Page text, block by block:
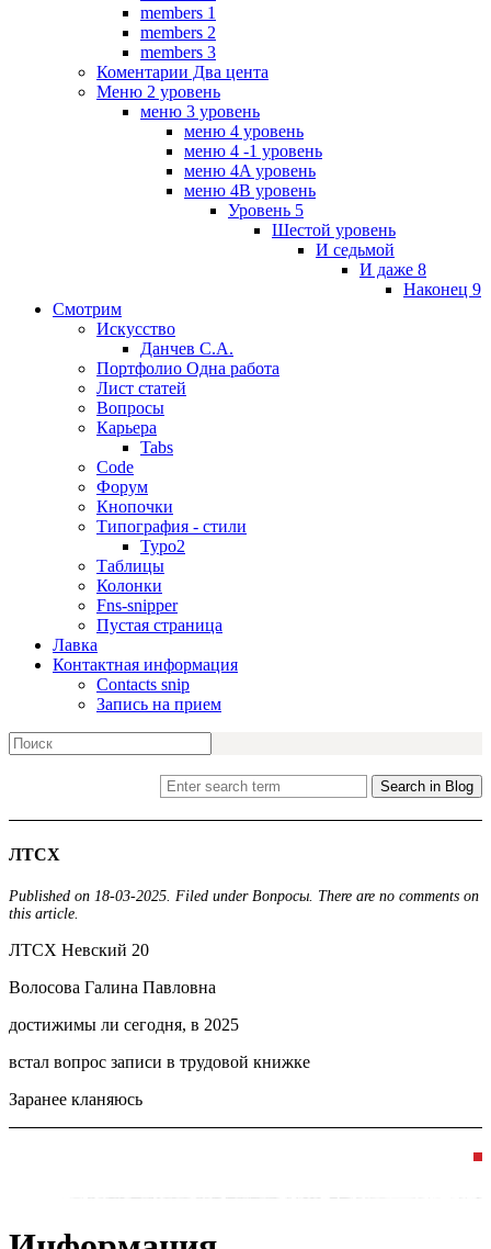
members 1
members 2
members 3
Коментарии Два цента
Меню 2 уровень
меню 3 уровень
меню 4 уровень
меню 4 -1 уровень
меню 4A уровень
меню 4B уровень
Уровень 5
Шестой уровень
И седьмой
И даже 8
Наконец 9
Смотрим
Искусство
Данчев С.А.
Портфолио Одна работа
Лист статей
Вопросы
Карьера
Tabs
Code
Форум
Кнопочки
Типография - стили
Typo2
Таблицы
Колонки
Fns-snipper
Пустая страница
Лавка
Контактная информация
Contacts snip
Запись на прием
Search in Blog
ЛТСХ
Published on 18-03-2025. Filed under Вопросы. There are no comments on
this article.
ЛТСХ Невский 20
Волосова Галина Павловна
достижимы ли сегодня, в 2025
встал вопрос записи в трудовой книжке
Заранее кланяюсь